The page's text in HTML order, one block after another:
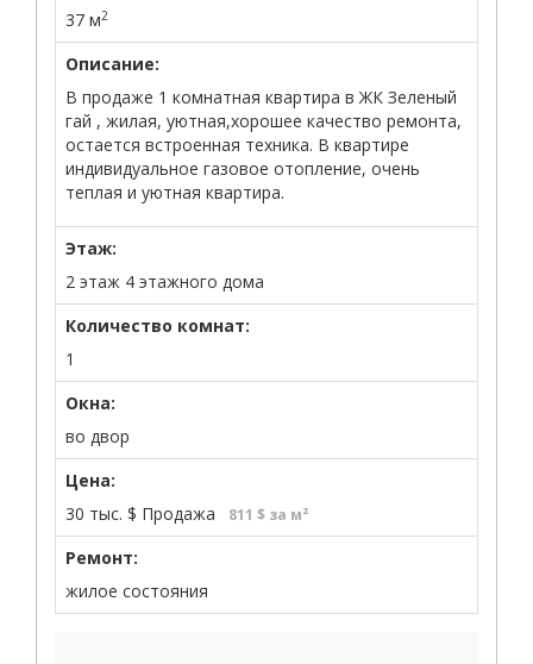
37 м2
Описание:
В продаже 1 комнатная квартира в ЖК Зеленый
гай , жилая, уютная,хорошее качество ремонта,
остается встроенная техника. В квартире
индивидуальное газовое отопление, очень
теплая и уютная квартира.
Этаж:
2 этаж 4 этажного дома
Количество комнат:
1
Окна:
во двор
Цена:
30 тыс. $ Продажа 811 $ за м²
Ремонт:
жилое состояния